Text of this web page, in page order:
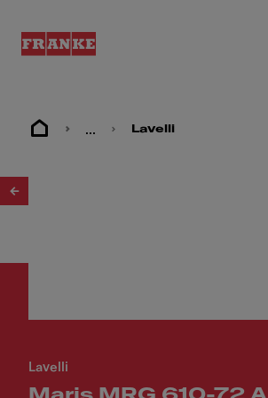
... Lavelli
Lavelli